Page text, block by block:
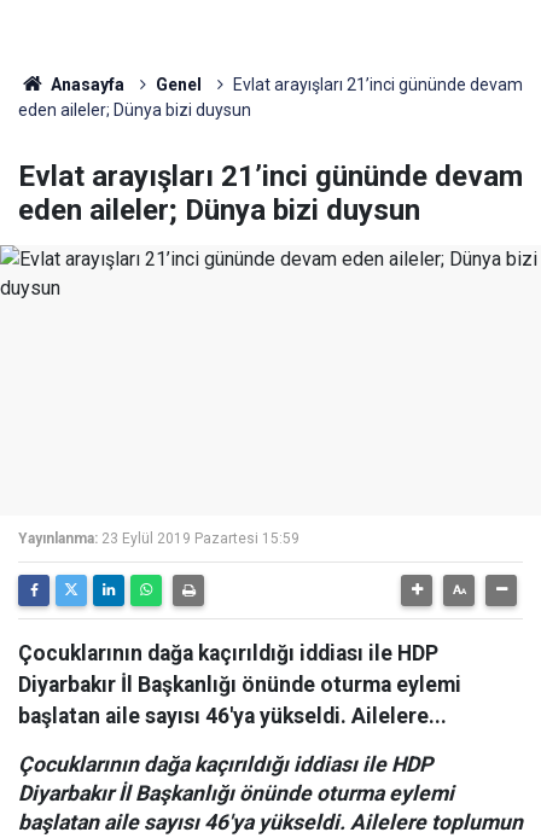
Anasayfa Genel
Evlat arayışları 21’inci gününde devam
eden aileler; Dünya bizi duysun
Evlat arayışları 21’inci gününde devam
eden aileler; Dünya bizi duysun
Yayınlanma: 23 Eylül 2019 Pazartesi 15:59
Çocuklarının dağa kaçırıldığı iddiası ile HDP
Diyarbakır İl Başkanlığı önünde oturma eylemi
başlatan aile sayısı 46'ya yükseldi. Ailelere...
Çocuklarının dağa kaçırıldığı iddiası ile HDP
Diyarbakır İl Başkanlığı önünde oturma eylemi
başlatan aile sayısı 46'ya yükseldi. Ailelere toplumun